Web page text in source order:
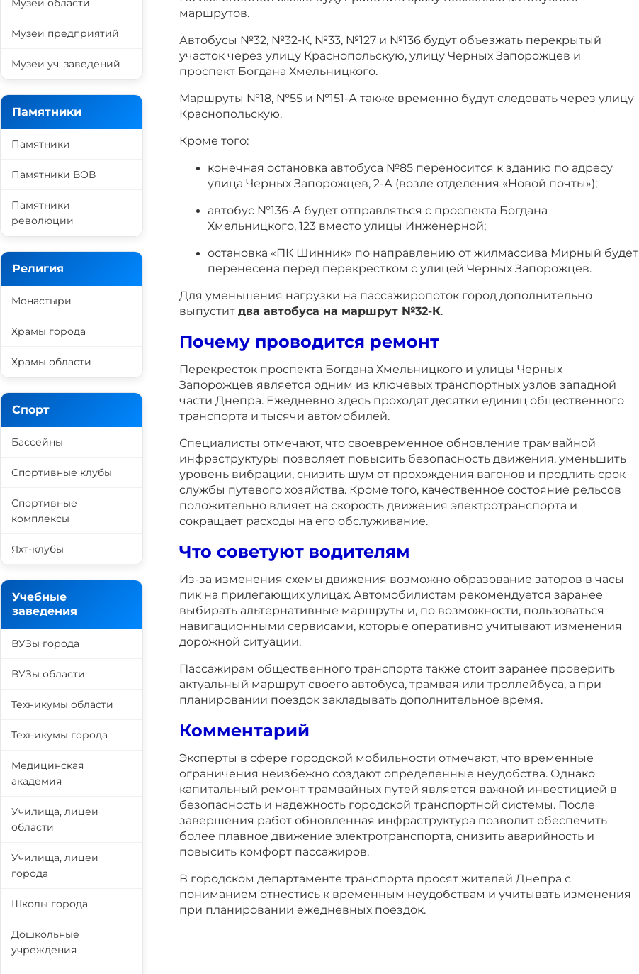
маршрутов.
Автобусы №32, №32-К, №33, №127 и №136 будут объезжать перекрытый
участок через улицу Краснопольскую, улицу Черных Запорожцев и
проспект Богдана Хмельницкого.
Маршруты №18, №55 и №151-А также временно будут следовать через улицу
Краснопольскую.
Кроме того:
конечная остановка автобуса №85 переносится к зданию по адресу
улица Черных Запорожцев, 2-А (возле отделения «Новой почты»);
автобус №136-А будет отправляться с проспекта Богдана
Хмельницкого, 123 вместо улицы Инженерной;
остановка «ПК Шинник» по направлению от жилмассива Мирный будет
перенесена перед перекрестком с улицей Черных Запорожцев.
Для уменьшения нагрузки на пассажиропоток город дополнительно
выпустит два автобуса на маршрут №32-К.
Почему проводится ремонт
Перекресток проспекта Богдана Хмельницкого и улицы Черных
Запорожцев является одним из ключевых транспортных узлов западной
части Днепра. Ежедневно здесь проходят десятки единиц общественного
транспорта и тысячи автомобилей.
Специалисты отмечают, что своевременное обновление трамвайной
инфраструктуры позволяет повысить безопасность движения, уменьшить
уровень вибрации, снизить шум от прохождения вагонов и продлить срок
службы путевого хозяйства. Кроме того, качественное состояние рельсов
положительно влияет на скорость движения электротранспорта и
сокращает расходы на его обслуживание.
Что советуют водителям
Из-за изменения схемы движения возможно образование заторов в часы
пик на прилегающих улицах. Автомобилистам рекомендуется заранее
выбирать альтернативные маршруты и, по возможности, пользоваться
навигационными сервисами, которые оперативно учитывают изменения
дорожной ситуации.
Пассажирам общественного транспорта также стоит заранее проверить
актуальный маршрут своего автобуса, трамвая или троллейбуса, а при
планировании поездок закладывать дополнительное время.
Комментарий
Эксперты в сфере городской мобильности отмечают, что временные
ограничения неизбежно создают определенные неудобства. Однако
капитальный ремонт трамвайных путей является важной инвестицией в
безопасность и надежность городской транспортной системы. После
завершения работ обновленная инфраструктура позволит обеспечить
более плавное движение электротранспорта, снизить аварийность и
повысить комфорт пассажиров.
В городском департаменте транспорта просят жителей Днепра с
пониманием отнестись к временным неудобствам и учитывать изменения
при планировании ежедневных поездок.
Музеи области
Музеи предприятий
Музеи уч. заведений
Памятники
Памятники
Памятники ВОВ
Памятники
революции
Религия
Монастыри
Храмы города
Храмы области
Спорт
Бассейны
Спортивные клубы
Спортивные
комплексы
Яхт-клубы
Учебные
заведения
ВУЗы города
ВУЗы области
Техникумы области
Техникумы города
Медицинская
академия
Училища, лицеи
области
Училища, лицеи
города
Школы города
Дошкольные
учреждения